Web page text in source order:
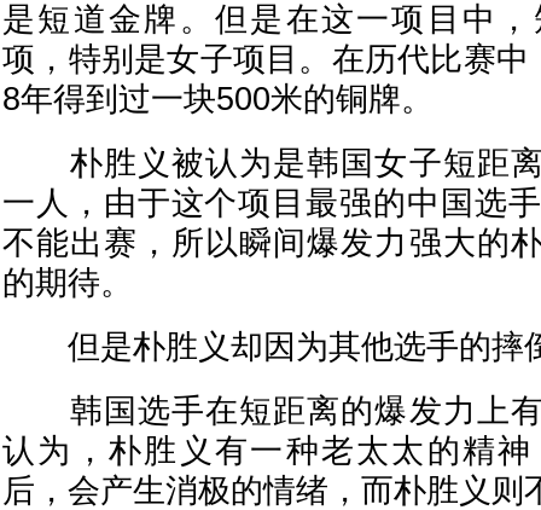
是短道金牌。但是在这一项目中
项，特别是女子项目。在历代比赛
8年得到过一块500米的铜牌。
朴胜义被认为是韩国女子短距离
一人，由于这个项目最强的中国选
不能出赛，所以瞬间爆发力强大的
的期待。
但是朴胜义却因为其他选手的摔
韩国选手在短距离的爆发力上有
认为，朴胜义有一种老太太的精
后，会产生消极的情绪，而朴胜义则